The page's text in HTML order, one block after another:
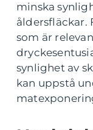
minska
åldersfläckar.
som är
synlighet av
kan uppstå